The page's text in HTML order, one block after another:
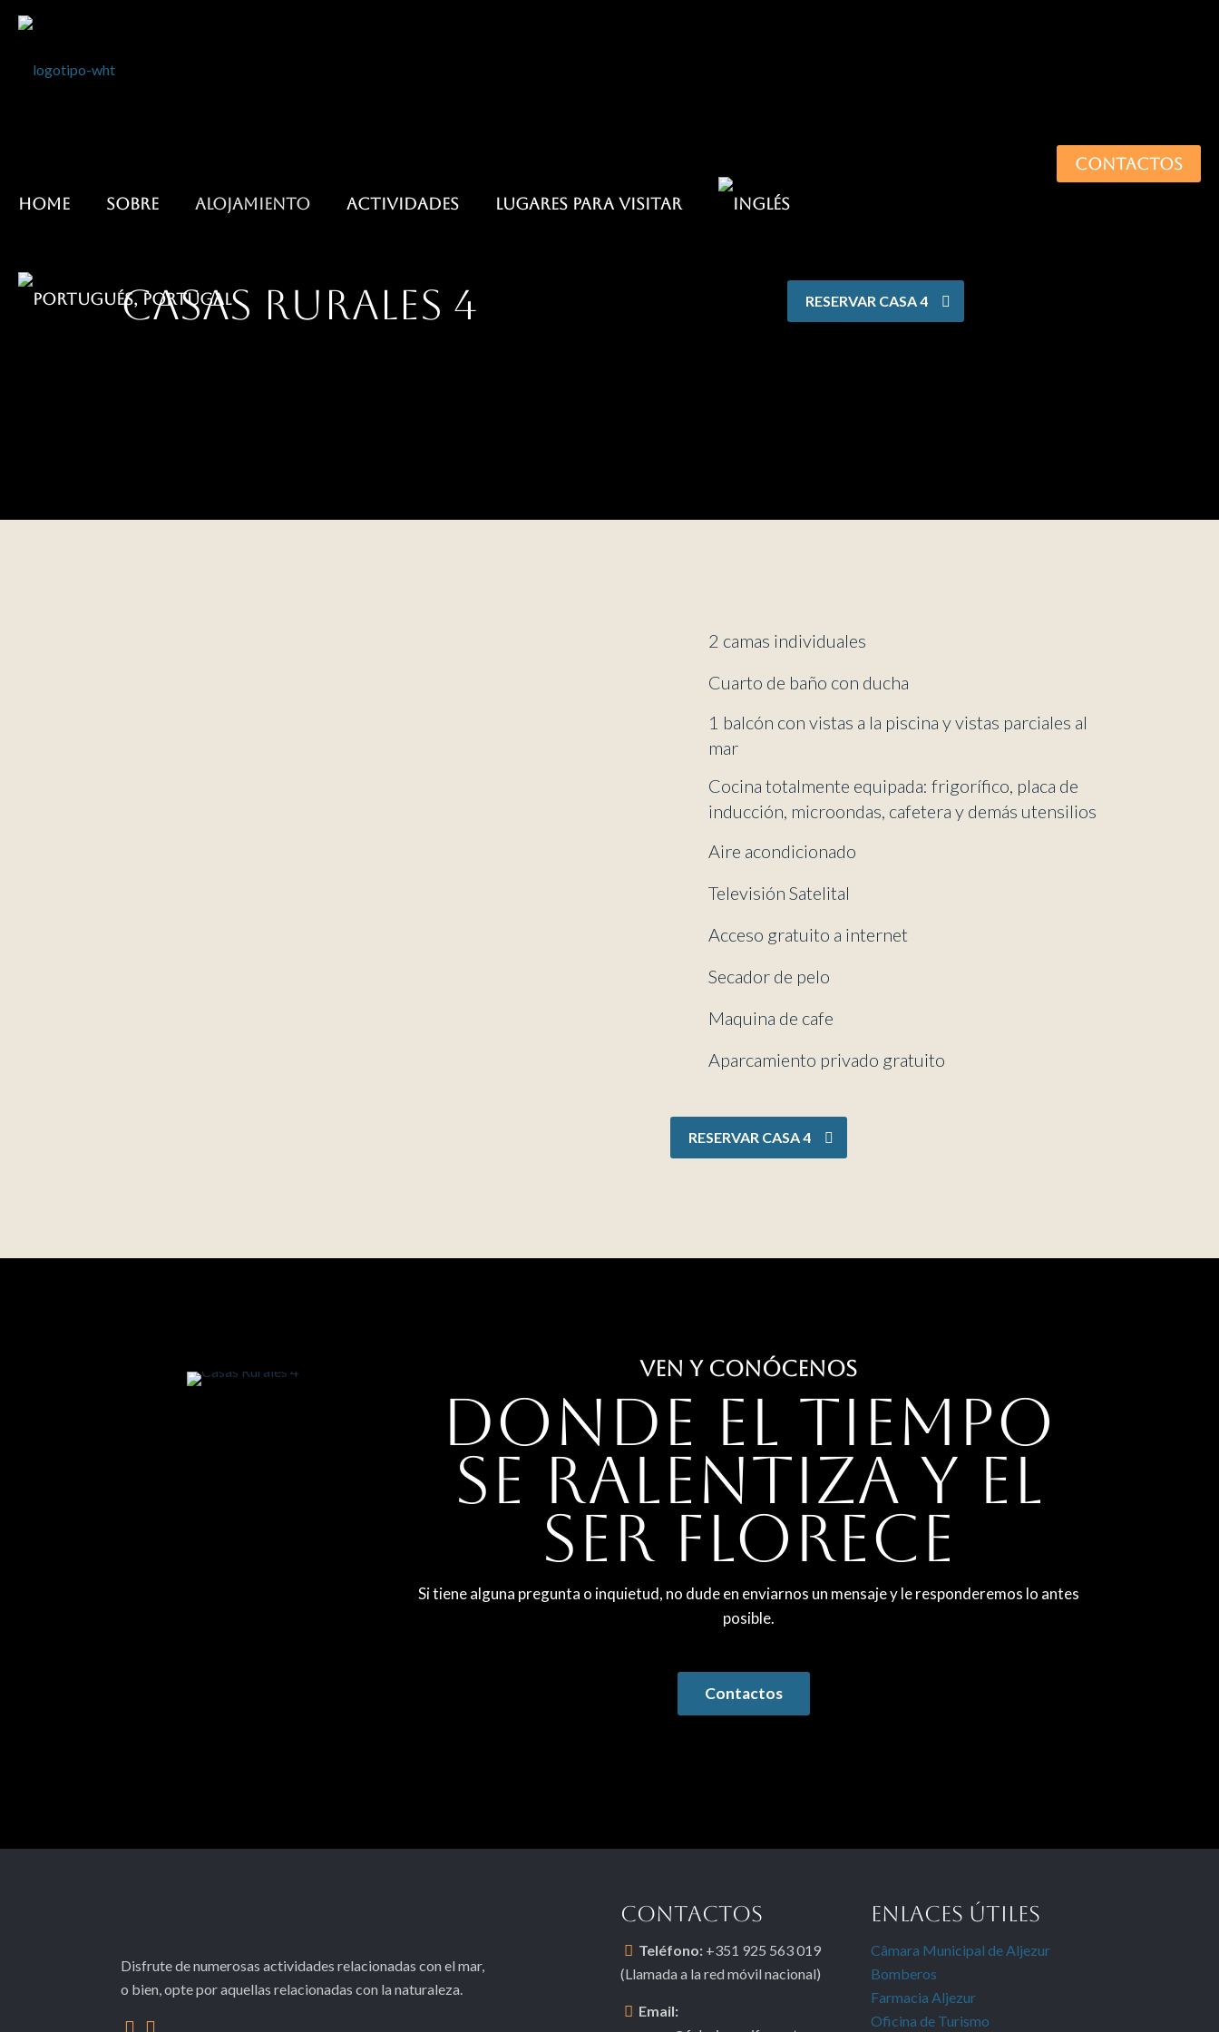
HOME SOBRE ALOJAMIENTO ACTIVIDADES LUGARES PARA VISITAR
CONTACTOS
Casas Rurales 4 RESERVAR CASA 4
2 camas individuales
Cuarto de baño con ducha
1 balcón con vistas a la piscina y vistas parciales al
mar
Cocina totalmente equipada: frigorífico, placa de
inducción, microondas, cafetera y demás utensilios
Aire acondicionado
Televisión Satelital
Acceso gratuito a internet
Secador de pelo
Maquina de cafe
Aparcamiento privado gratuito
RESERVAR CASA 4
VEN Y CONÓCENOS
Donde el tiempo
se ralentiza y el
ser florece
Si tiene alguna pregunta o inquietud, no dude en enviarnos un mensaje y le responderemos lo antes
posible.
Contactos
Disfrute de numerosas actividades relacionadas con el mar,
o bien, opte por aquellas relacionadas con la naturaleza.
CONTACTOS
Teléfono: +351 925 563 019
(Llamada a la red móvil nacional)
Email:
ENLACES ÚTILES
Câmara Municipal de Aljezur
Bomberos
Farmacia Aljezur
Oficina de Turismo